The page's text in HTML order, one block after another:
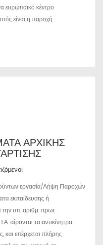
ευρωπαϊκό κέντρο
είναι η παροχή
ΑΡΧΙΚΉΣ
εργασία/Λήψη Παροχών
εκπαίδευσης ή
την υπ. αριθμ. πρωτ.
αίρονται τα αντικίνητρα
και επέρχεται πλήρης